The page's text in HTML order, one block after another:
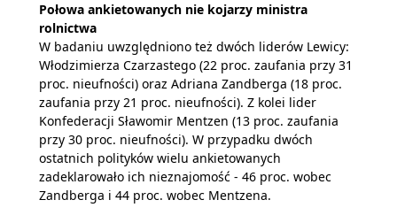
Połowa ankietowanych nie kojarzy ministra
rolnictwa
W badaniu uwzględniono też dwóch liderów Lewicy:
Włodzimierza Czarzastego (22 proc. zaufania przy 31
proc. nieufności) oraz Adriana Zandberga (18 proc.
zaufania przy 21 proc. nieufności). Z kolei lider
Konfederacji Sławomir Mentzen (13 proc. zaufania
przy 30 proc. nieufności). W przypadku dwóch
ostatnich polityków wielu ankietowanych
zadeklarowało ich nieznajomość - 46 proc. wobec
Zandberga i 44 proc. wobec Mentzena.